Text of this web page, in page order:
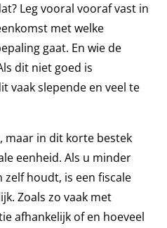
Leg vooral vooraf vast in
met welke
gaat. En wie de
dit niet goed is
vaak slepende en veel te
maar in dit korte bestek
eenheid. Als u minder
zelf houdt, is een fiscale
Zoals zo vaak met
afhankelijk of en hoeveel